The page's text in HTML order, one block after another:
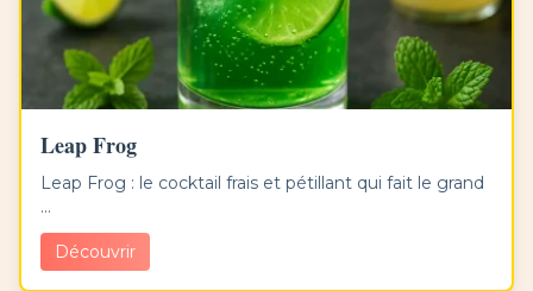
Leap Frog
Leap Frog : le cocktail frais et pétillant qui fait le grand
...
Découvrir